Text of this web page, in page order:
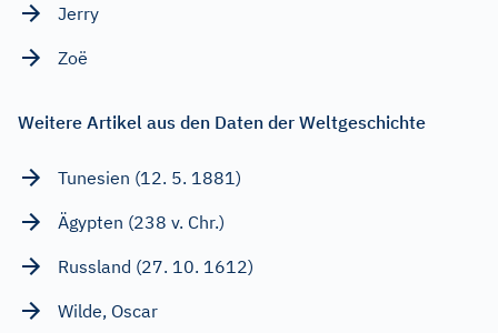
Jerry
Zoë
Weitere Artikel aus den Daten der Weltgeschichte
Tunesien (12. 5. 1881)
Ägypten (238 v. Chr.)
Russland (27. 10. 1612)
Wilde, Oscar